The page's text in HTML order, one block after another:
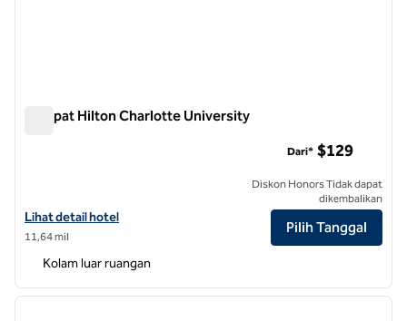
Tempat Hilton Charlotte University
Lihat detail hotel untuk Hilton Charlotte University Place
Lihat detail hotel
11,64 mil
Dari* $129
Diskon Honors Tidak dapat
dikembalikan
Pilih Tanggal
Kolam luar ruangan
1 dari 12